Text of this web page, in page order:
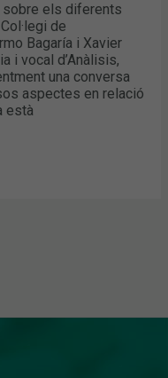
sobre els diferents
de
Bagaría i Xavier
i vocal d’Anàlisis,
una conversa
aspectes en relació
està